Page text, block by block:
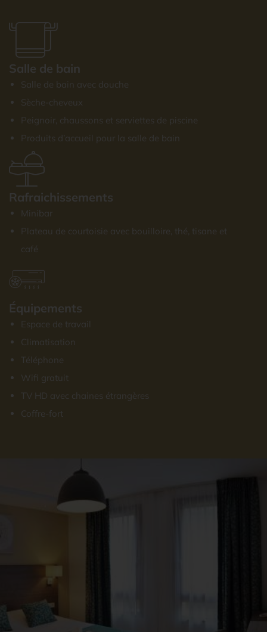
Salle de bain
Salle de bain avec douche
Sèche-cheveux
Peignoir, chaussons et serviettes de piscine
Produits d’accueil pour la salle de bain
Rafraichissements
Minibar
Plateau de courtoisie avec bouilloire, thé, tisane et
café
Équipements
Espace de travail
Climatisation
Téléphone
Wifi gratuit
TV HD avec chaines étrangères
Coffre-fort